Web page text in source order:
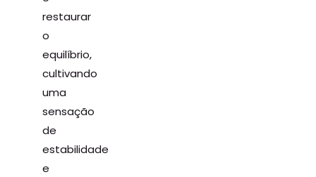
restaurar
o
equilíbrio,
cultivando
uma
sensação
de
estabilidade
e